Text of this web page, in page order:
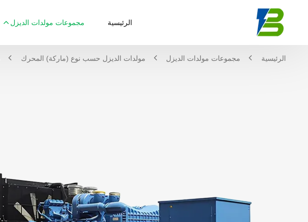
الرئيسية مجموعات مولدات الديزل
الرئيسية مجموعات مولدات الديزل مولدات الديزل حسب نوع (ماركة) المحرك